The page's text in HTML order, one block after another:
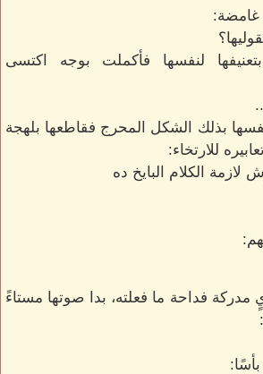
غامضة:
لنفسها فأكملت بوجه اكتسى
بذلك الشكل المحرج فقاطعها بلهجة
للارتخاء:
الكلام البايخ ده
فداحة ما فعلته، بدا صوتها مستاءً